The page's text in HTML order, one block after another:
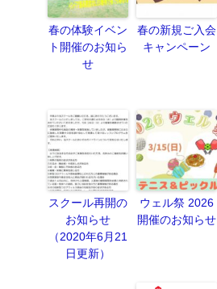
春の体験イベン
ト開催のお知ら
せ
春の新規ご入会
キャンペーン
スクール再開の
お知らせ
（2020年6月21
日更新）
ウェル祭 2026
開催のお知らせ